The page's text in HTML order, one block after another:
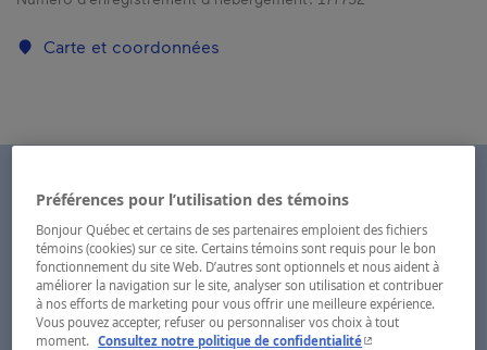
Carte et coordonnées
Préférences pour l’utilisation des témoins
Bonjour Québec et certains de ses partenaires emploient des fichiers
témoins (cookies) sur ce site. Certains témoins sont requis pour le bon
fonctionnement du site Web. D’autres sont optionnels et nous aident à
améliorer la navigation sur le site, analyser son utilisation et contribuer
à nos efforts de marketing pour vous offrir une meilleure expérience.
Vous pouvez accepter, refuser ou personnaliser vos choix à tout
moment.
Consultez notre politique de confidentialité- Cet hyperlien